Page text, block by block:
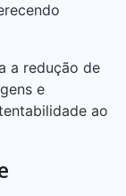
a redução de
e
ao